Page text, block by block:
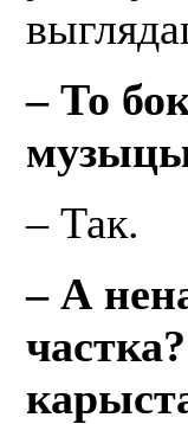
– То
– Так.
– А